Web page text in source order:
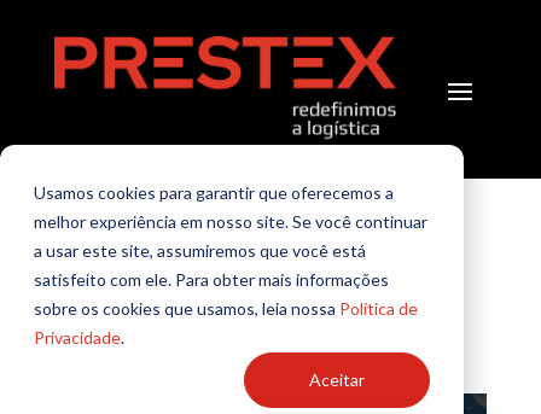
Usamos cookies para garantir que oferecemos a
melhor experiência em nosso site. Se você continuar
a usar este site, assumiremos que você está
satisfeito com ele. Para obter mais informações
sobre os cookies que usamos, leia nossa Política de
Privacidade.
Aceitar
Reduzindo custos
com o sistema
crossdocking
porTI Prestex